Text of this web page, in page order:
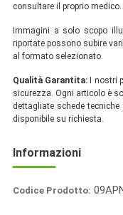
consultare il proprio medico.
Immagini a solo scopo
riportate possono subire
al formato selezionato.
Qualità Garantita: I nostri
sicurezza. Ogni articolo è
dettagliate schede tecniche
disponibile su richiesta.
Informazioni
Codice Prodotto: